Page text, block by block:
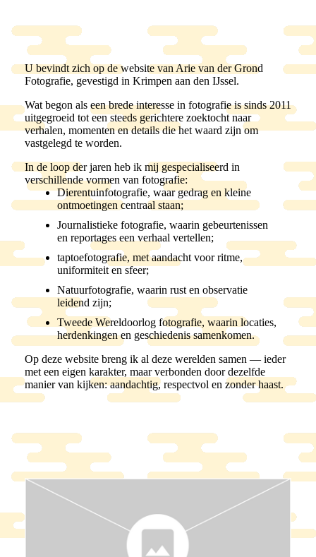
U bevindt zich op de website van Arie van der Grond
Fotografie, gevestigd in Krimpen aan den IJssel.
Wat begon als een brede interesse in fotografie is sinds 2011
uitgegroeid tot een steeds gerichtere zoektocht naar
verhalen, momenten en details die het waard zijn om
vastgelegd te worden.
In de loop der jaren heb ik mij gespecialiseerd in
verschillende vormen van fotografie:
Dierentuinfotografie, waar gedrag en kleine
ontmoetingen centraal staan;
Journalistieke fotografie, waarin gebeurtenissen
en reportages een verhaal vertellen;
taptoefotografie, met aandacht voor ritme,
uniformiteit en sfeer;
Natuurfotografie, waarin rust en observatie
leidend zijn;
Tweede Wereldoorlog fotografie, waarin locaties,
herdenkingen en geschiedenis samenkomen.
Op deze website breng ik al deze werelden samen — ieder
met een eigen karakter, maar verbonden door dezelfde
manier van kijken: aandachtig, respectvol en zonder haast.